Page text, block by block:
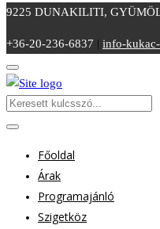
9225 DUNAKILITI,
+36-20-236-6837 | info-
Főoldal
Árak
Programajánló
Szigetköz